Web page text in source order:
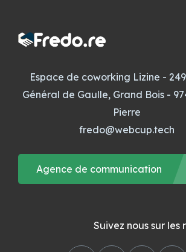
Espace de coworking Lizine -
Général de Gaulle, Grand Bois -
Pierre
fredo@webcup.tech
Agence de communication
Suivez nous sur les